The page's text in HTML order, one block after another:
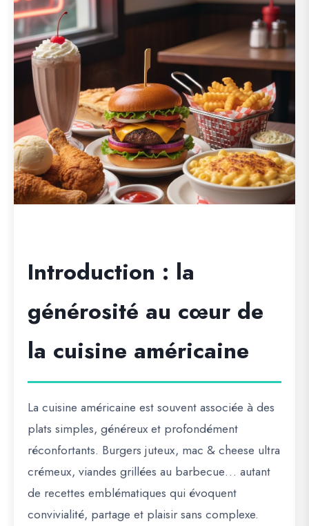
Introduction : la
générosité au cœur de
la cuisine américaine
La cuisine américaine est souvent associée à des
plats simples, généreux et profondément
réconfortants. Burgers juteux, mac & cheese ultra
crémeux, viandes grillées au barbecue… autant
de recettes emblématiques qui évoquent
convivialité, partage et plaisir sans complexe.